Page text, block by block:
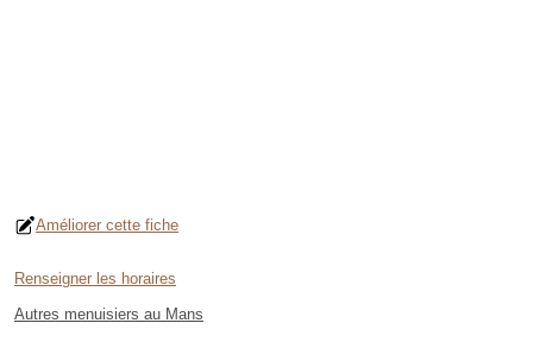
Améliorer cette fiche
Renseigner les horaires
Autres menuisiers au Mans